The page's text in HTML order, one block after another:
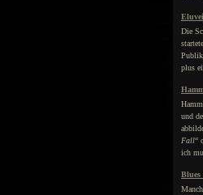
Die
plus
und
Fall“
ich
Blues